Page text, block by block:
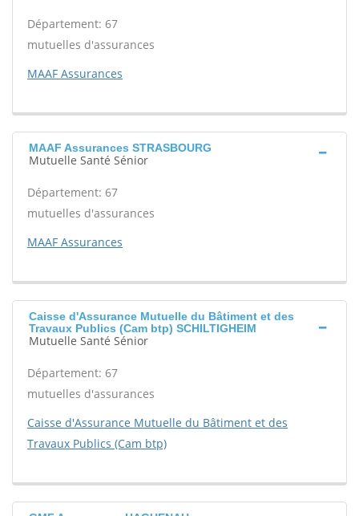
Département: 67
mutuelles d'assurances
MAAF Assurances
MAAF Assurances STRASBOURG
Mutuelle Santé Sénior
Département: 67
mutuelles d'assurances
MAAF Assurances
Caisse d'Assurance Mutuelle du Bâtiment et des
Travaux Publics (Cam btp) SCHILTIGHEIM
Mutuelle Santé Sénior
Département: 67
mutuelles d'assurances
Caisse d'Assurance Mutuelle du Bâtiment et des
Travaux Publics (Cam btp)